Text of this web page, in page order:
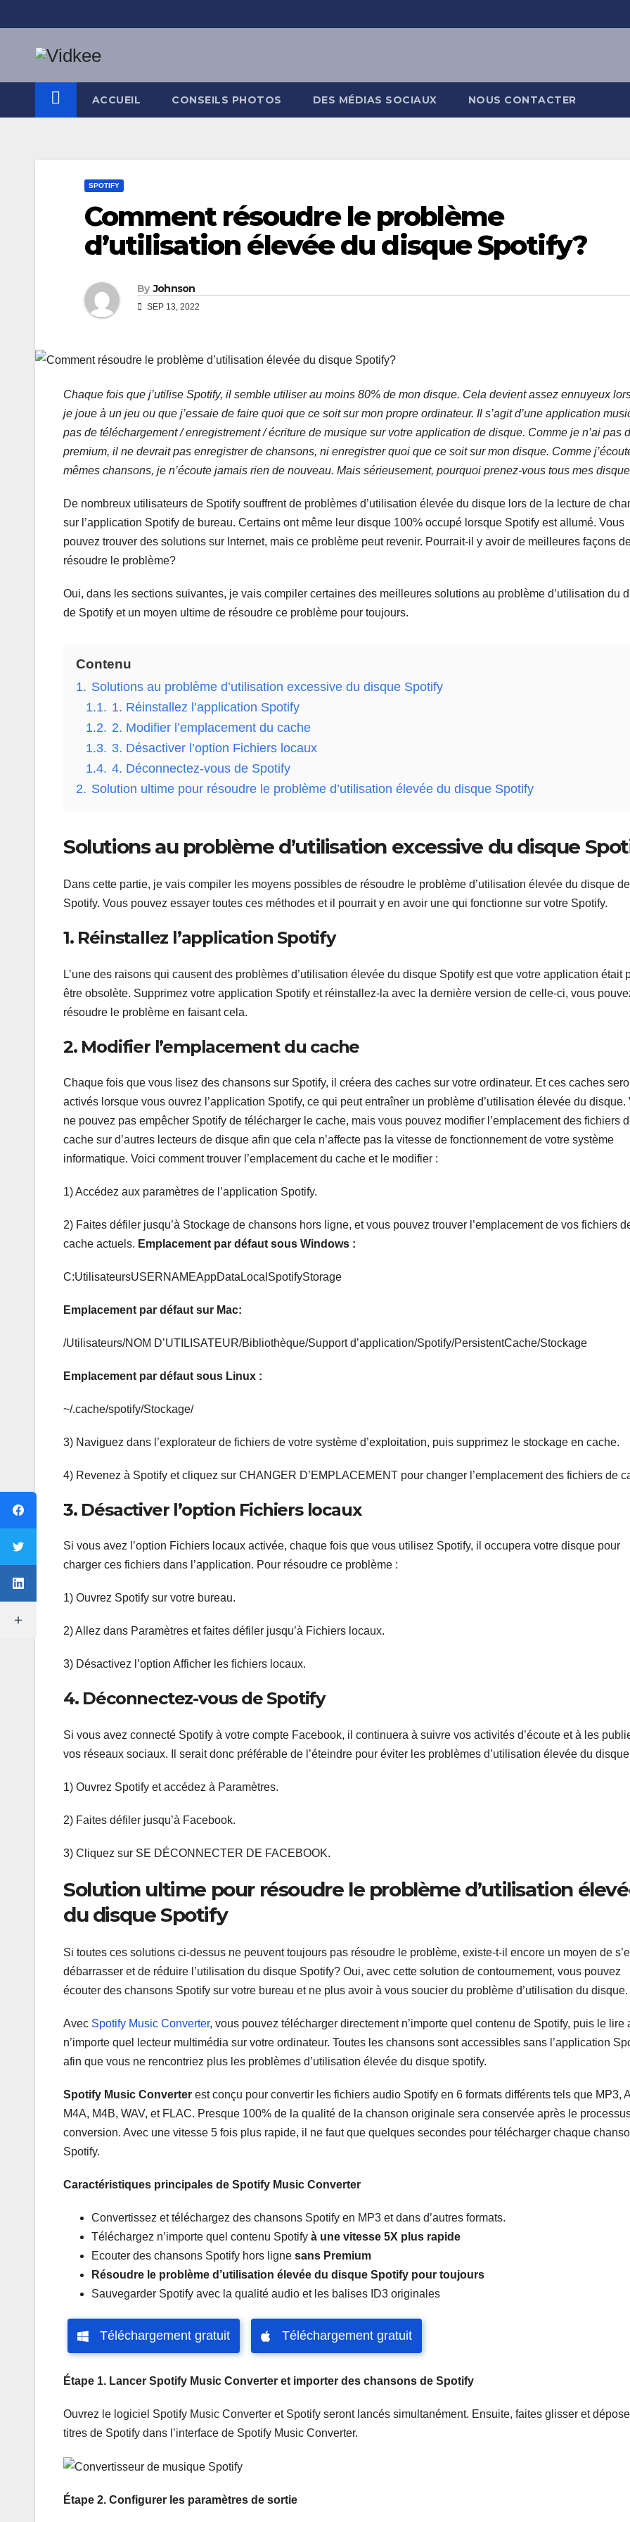
to
ACCUEIL CONSEILS PHOTOS DES MÉDIAS SOCIAUX NOUS CONTACTER
SPOTIFY
Comment résoudre le problème
d’utilisation élevée du disque Spotify?
By Johnson
SEP 13, 2022
Chaque fois que j’utilise Spotify, il semble utiliser au moins 80% de mon disque. Cela devient assez ennuyeux
je joue à un jeu ou que j’essaie de faire quoi que ce soit sur mon propre ordinateur. Il s’agit d’une application
pas de téléchargement / enregistrement / écriture de musique sur votre application de disque. Comme je n’ai pas
premium, il ne devrait pas enregistrer de chansons, ni enregistrer quoi que ce soit sur mon disque. Comme
mêmes chansons, je n’écoute jamais rien de nouveau. Mais sérieusement, pourquoi prenez-vous tous mes
De nombreux utilisateurs de Spotify souffrent de problèmes d’utilisation élevée du disque lors de la lecture de
sur l’application Spotify de bureau. Certains ont même leur disque 100% occupé lorsque Spotify est allumé. Vous
pouvez trouver des solutions sur Internet, mais ce problème peut revenir. Pourrait-il y avoir de meilleures façons
résoudre le problème?
Oui, dans les sections suivantes, je vais compiler certaines des meilleures solutions au problème d’utilisation du
de Spotify et un moyen ultime de résoudre ce problème pour toujours.
Contenu
1. Solutions au problème d’utilisation excessive du disque Spotify
1.1. 1. Réinstallez l’application Spotify
1.2. 2. Modifier l’emplacement du cache
1.3. 3. Désactiver l’option Fichiers locaux
1.4. 4. Déconnectez-vous de Spotify
2. Solution ultime pour résoudre le problème d’utilisation élevée du disque Spotify
Solutions au problème d’utilisation excessive du disque
Dans cette partie, je vais compiler les moyens possibles de résoudre le problème d’utilisation élevée du disque de
Spotify. Vous pouvez essayer toutes ces méthodes et il pourrait y en avoir une qui fonctionne sur votre Spotify.
1. Réinstallez l’application Spotify
L’une des raisons qui causent des problèmes d’utilisation élevée du disque Spotify est que votre application était
être obsolète. Supprimez votre application Spotify et réinstallez-la avec la dernière version de celle-ci, vous
résoudre le problème en faisant cela.
2. Modifier l’emplacement du cache
Chaque fois que vous lisez des chansons sur Spotify, il créera des caches sur votre ordinateur. Et ces caches
activés lorsque vous ouvrez l’application Spotify, ce qui peut entraîner un problème d’utilisation élevée du disque.
ne pouvez pas empêcher Spotify de télécharger le cache, mais vous pouvez modifier l’emplacement des fichiers
cache sur d’autres lecteurs de disque afin que cela n’affecte pas la vitesse de fonctionnement de votre système
informatique. Voici comment trouver l’emplacement du cache et le modifier :
1) Accédez aux paramètres de l’application Spotify.
2) Faites défiler jusqu’à Stockage de chansons hors ligne, et vous pouvez trouver l’emplacement de vos fichiers
cache actuels. Emplacement par défaut sous Windows :
C:UtilisateursUSERNAMEAppDataLocalSpotifyStorage
Emplacement par défaut sur Mac:
/Utilisateurs/NOM D’UTILISATEUR/Bibliothèque/Support d’application/Spotify/PersistentCache/Stockage
Emplacement par défaut sous Linux :
~/.cache/spotify/Stockage/
3) Naviguez dans l’explorateur de fichiers de votre système d’exploitation, puis supprimez le stockage en cache.
4) Revenez à Spotify et cliquez sur CHANGER D’EMPLACEMENT pour changer l’emplacement des fichiers de
3. Désactiver l’option Fichiers locaux
Si vous avez l’option Fichiers locaux activée, chaque fois que vous utilisez Spotify, il occupera votre disque pour
charger ces fichiers dans l’application. Pour résoudre ce problème :
1) Ouvrez Spotify sur votre bureau.
2) Allez dans Paramètres et faites défiler jusqu’à Fichiers locaux.
3) Désactivez l’option Afficher les fichiers locaux.
4. Déconnectez-vous de Spotify
Si vous avez connecté Spotify à votre compte Facebook, il continuera à suivre vos activités d’écoute et à les
vos réseaux sociaux. Il serait donc préférable de l’éteindre pour éviter les problèmes d’utilisation élevée du
1) Ouvrez Spotify et accédez à Paramètres.
2) Faites défiler jusqu’à Facebook.
3) Cliquez sur SE DÉCONNECTER DE FACEBOOK.
Solution ultime pour résoudre le problème d’utilisation
du disque Spotify
Si toutes ces solutions ci-dessus ne peuvent toujours pas résoudre le problème, existe-t-il encore un moyen de
débarrasser et de réduire l’utilisation du disque Spotify? Oui, avec cette solution de contournement, vous pouvez
écouter des chansons Spotify sur votre bureau et ne plus avoir à vous soucier du problème d’utilisation du disque.
Avec Spotify Music Converter, vous pouvez télécharger directement n’importe quel contenu de Spotify, puis le lire
n’importe quel lecteur multimédia sur votre ordinateur. Toutes les chansons sont accessibles sans l’application
afin que vous ne rencontriez plus les problèmes d’utilisation élevée du disque spotify.
Spotify Music Converter est conçu pour convertir les fichiers audio Spotify en 6 formats différents tels que MP3,
M4A, M4B, WAV, et FLAC. Presque 100% de la qualité de la chanson originale sera conservée après le
conversion. Avec une vitesse 5 fois plus rapide, il ne faut que quelques secondes pour télécharger chaque
Spotify.
Caractéristiques principales de Spotify Music Converter
Convertissez et téléchargez des chansons Spotify en MP3 et dans d’autres formats.
Téléchargez n’importe quel contenu Spotify à une vitesse 5X plus rapide
Ecouter des chansons Spotify hors ligne sans Premium
Résoudre le problème d’utilisation élevée du disque Spotify pour toujours
Sauvegarder Spotify avec la qualité audio et les balises ID3 originales
Téléchargement gratuit Téléchargement gratuit
Étape 1. Lancer Spotify Music Converter et importer des chansons de Spotify
Ouvrez le logiciel Spotify Music Converter et Spotify seront lancés simultanément. Ensuite, faites glisser et
titres de Spotify dans l’interface de Spotify Music Converter.
Étape 2. Configurer les paramètres de sortie